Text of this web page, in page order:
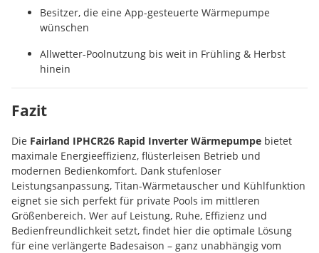
Besitzer, die eine App-gesteuerte Wärmepumpe
wünschen
Allwetter-Poolnutzung bis weit in Frühling & Herbst
hinein
Fazit
Die Fairland IPHCR26 Rapid Inverter Wärmepumpe bietet
maximale Energieeffizienz, flüsterleisen Betrieb und
modernen Bedienkomfort. Dank stufenloser
Leistungsanpassung, Titan-Wärmetauscher und Kühlfunktion
eignet sie sich perfekt für private Pools im mittleren
Größenbereich. Wer auf Leistung, Ruhe, Effizienz und
Bedienfreundlichkeit setzt, findet hier die optimale Lösung
für eine verlängerte Badesaison – ganz unabhängig vom